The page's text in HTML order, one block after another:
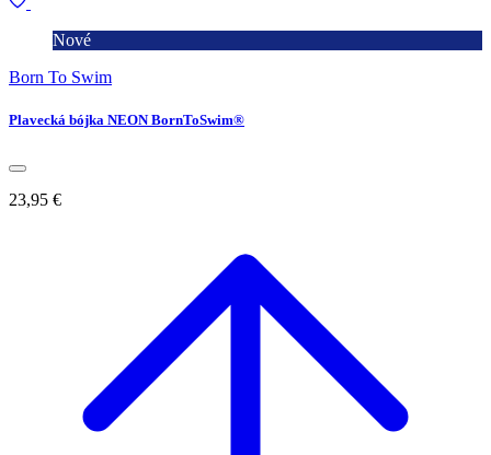
Nové
Born To Swim
Plavecká bójka NEON BornToSwim®
23,95 €